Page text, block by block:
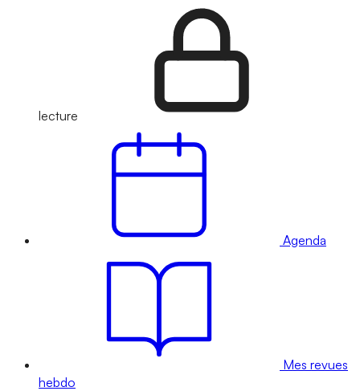
lecture
Agenda
Mes revues
hebdo